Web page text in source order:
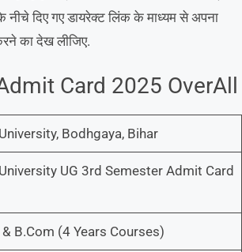
नीचे दिए गए डायरेक्ट लिंक के माध्यम से अपना
का देख लीजिए.
Card 2025 OverAll
Bodhgaya, Bihar
UG 3rd Semester Admit Card
& B.Com (4 Years Courses)